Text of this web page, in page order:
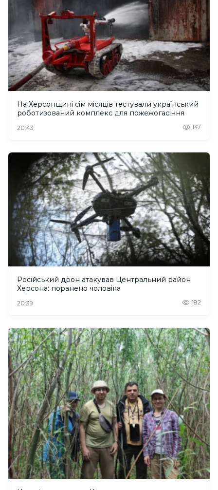
На Херсонщині сім місяців тестували український
роботизований комплекс для пожежогасіння
20:43 147
Російський дрон атакував Центральний район
Херсона: поранено чоловіка
20:39 182